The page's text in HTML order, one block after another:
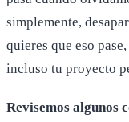
simplemente,
quieres que eso
incluso tu proyecto
Revisemos algunos